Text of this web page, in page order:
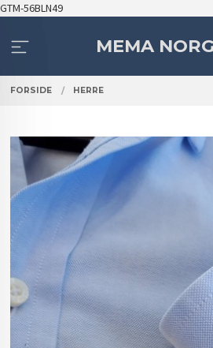
GTM-56BLN49Gå
innholdetMEMA
FORSIDE HERRE